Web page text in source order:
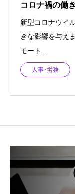
コロナ禍の働
新型コロナウイ
きな影響を与え
モート...
人事･労務